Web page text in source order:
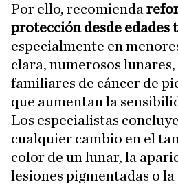
Por ello, recomienda
protección desde edades
especialmente en
clara, numerosos
familiares de cáncer de
que aumentan la
Los especialistas
cualquier cambio en el
color de un lunar, la
lesiones pigmentadas o